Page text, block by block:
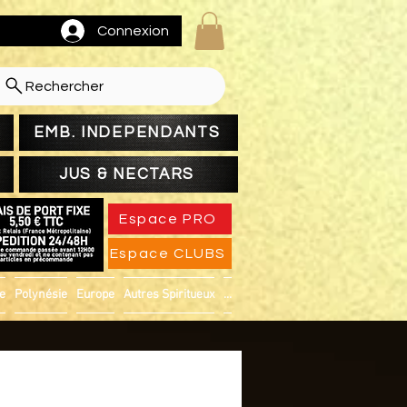
Connexion
Rechercher
EMB. INDEPENDANTS
JUS & NECTARS
Espace PRO
Espace CLUBS
Polynésie Europe Autres Spiritueux ...